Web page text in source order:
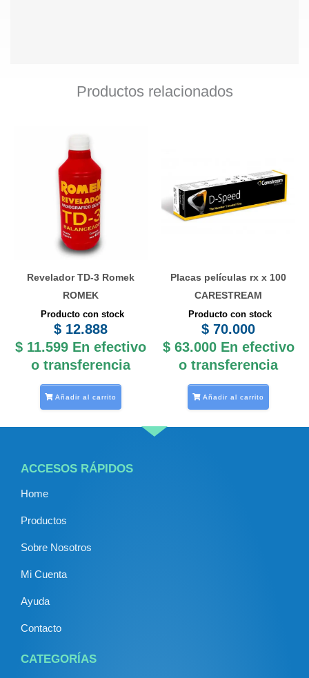
Productos relacionados
Revelador TD-3 Romek
ROMEK
Producto con stock
$ 12.888
$ 11.599 En efectivo
o transferencia
Añadir al carrito
Placas películas rx x 100
CARESTREAM
Producto con stock
$ 70.000
$63.000 En efectivo
o transferencia
Añadir al carrito
ACCESOS RÁPIDOS
Home
Productos
Sobre Nosotros
Mi Cuenta
Ayuda
Contacto
CATEGORÍAS